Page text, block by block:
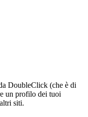
DoubleClick (che è di
un profilo dei tuoi
siti.